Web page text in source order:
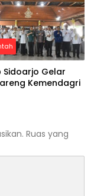
Sidoarjo Gelar
Kemendagri
Ruas yang